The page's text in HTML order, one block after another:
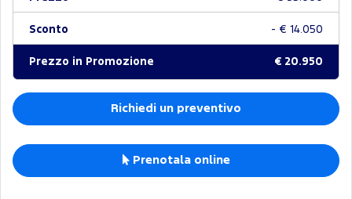
Sconto - € 14.050
Prezzo in Promozione € 20.950
Richiedi un preventivo
Prenotala online